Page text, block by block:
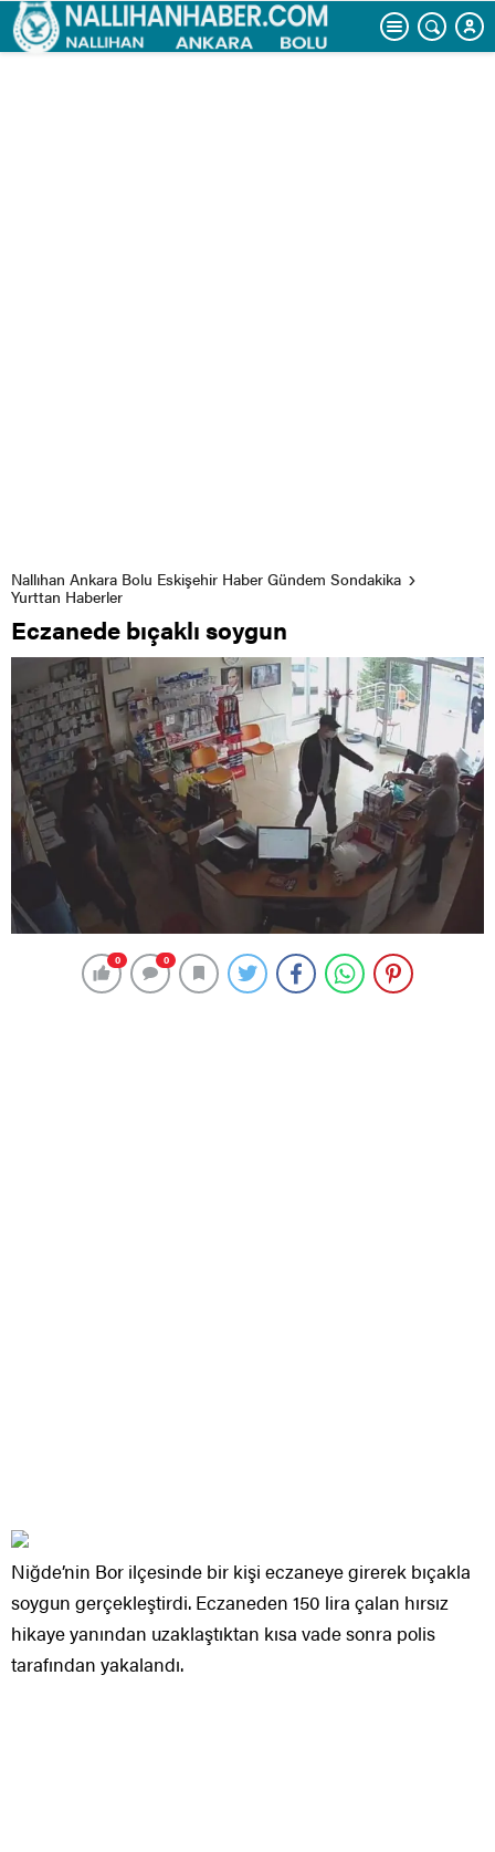
Nallıhan Ankara Bolu Eskişehir Haber Gündem Sondakika
Yurttan Haberler
Eczanede bıçaklı soygun
0 0
Niğde’nin Bor ilçesinde bir kişi eczaneye girerek bıçakla
soygun gerçekleştirdi. Eczaneden 150 lira çalan hırsız
hikaye yanından uzaklaştıktan kısa vade sonra polis
tarafından yakalandı.